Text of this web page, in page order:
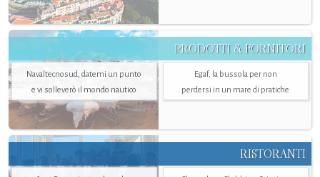
PRODOTTI & FORNITORI
Navaltecnosud, datemi un punto
e vi solleverò il mondo nautico
Egaf, la bussola per non
perdersi in un mare di pratiche
RISTORANTI